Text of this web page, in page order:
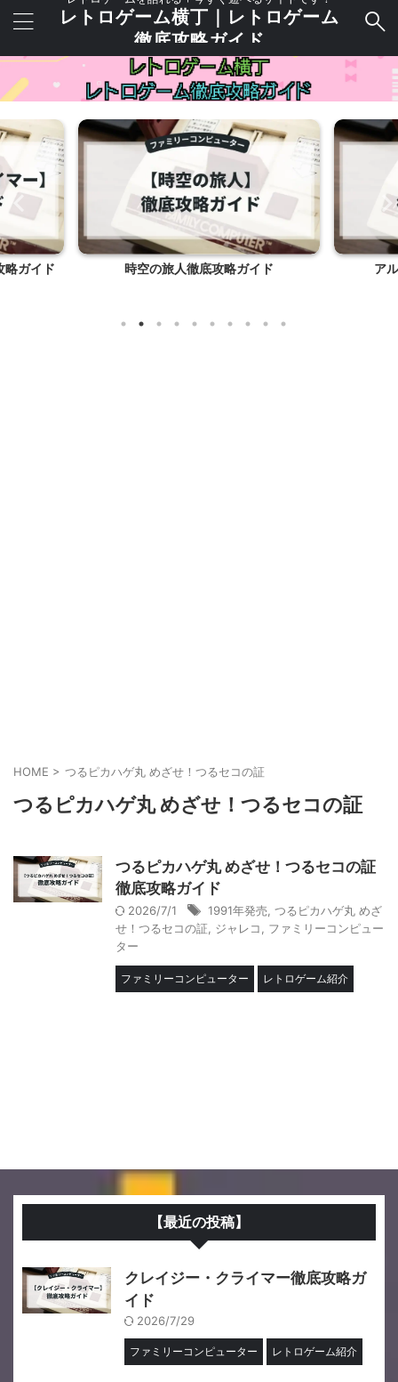
レトロゲーム横丁｜レトロゲーム
徹底攻略ガイド
略ガイド 時空の旅人徹底攻略ガイド ア
HOME > つるピカハゲ丸 めざせ！つるセコの証
つるピカハゲ丸 めざせ！つるセコの証
つるピカハゲ丸 めざせ！つるセコの証
徹底攻略ガイド
2026/7/1 1991年発売 つるピカハゲ丸 めざ
せ！つるセコの証 ジャレコ
ファミリーコンピュー
ター
ファミリーコンピューター レトロゲーム紹介
【最近の投稿】
クレイジー・クライマー徹底攻略ガ
イド
2026/7/29
ファミリーコンピューター レトロゲーム紹介